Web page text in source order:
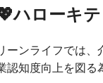
ハローキ
ーンライフでは、
認知度向上を図る